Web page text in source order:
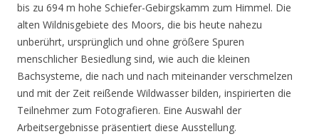
bis zu 694 m hohe Schiefer-Gebirgskamm zum Himmel. Die
alten Wildnisgebiete des Moors, die bis heute nahezu
unberührt, ursprünglich und ohne größere Spuren
menschlicher Besiedlung sind, wie auch die kleinen
Bachsysteme, die nach und nach miteinander verschmelzen
und mit der Zeit reißende Wildwasser bilden, inspirierten die
Teilnehmer zum Fotografieren. Eine Auswahl der
Arbeitsergebnisse präsentiert diese Ausstellung.